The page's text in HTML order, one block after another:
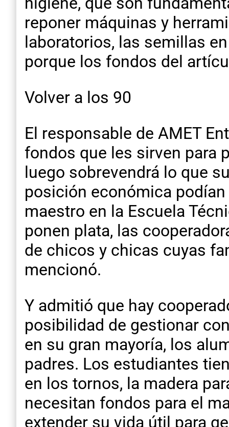
reponer máquinas y
laboratorios, las semillas
porque los fondos del
Volver a los 90
El responsable de AMET
fondos que les sirven para
luego sobrevendrá lo que
posición económica
maestro en la Escuela
ponen plata, las
de chicos y chicas cuyas
mencionó.
Y admitió que hay
posibilidad de gestionar
en su gran mayoría, los
padres. Los estudiantes
en los tornos, la madera
necesitan fondos para el
extender su vida útil para